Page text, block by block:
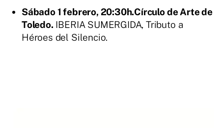
Sábado 1 febrero, 20:30h.Círculo de Arte de
Toledo. IBERIA SUMERGIDA, Tributo a
Héroes del Silencio.